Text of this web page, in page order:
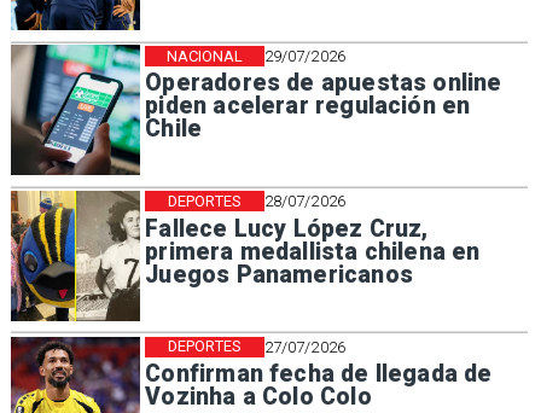
29/07/2026
Operadores de apuestas online
piden acelerar regulación en
Chile
NACIONAL
28/07/2026
Fallece Lucy López Cruz,
primera medallista chilena en
Juegos Panamericanos
DEPORTES
27/07/2026
Confirman fecha de llegada de
Vozinha a Colo Colo
DEPORTES